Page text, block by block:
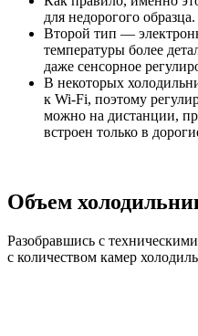
для недорогого образца.
Второй тип —
температуры более
даже сенсорное
В некоторых
к Wi-Fi, поэтому
можно на дистанции,
встроен только в
Объем
Разобравшись с
с количеством камер